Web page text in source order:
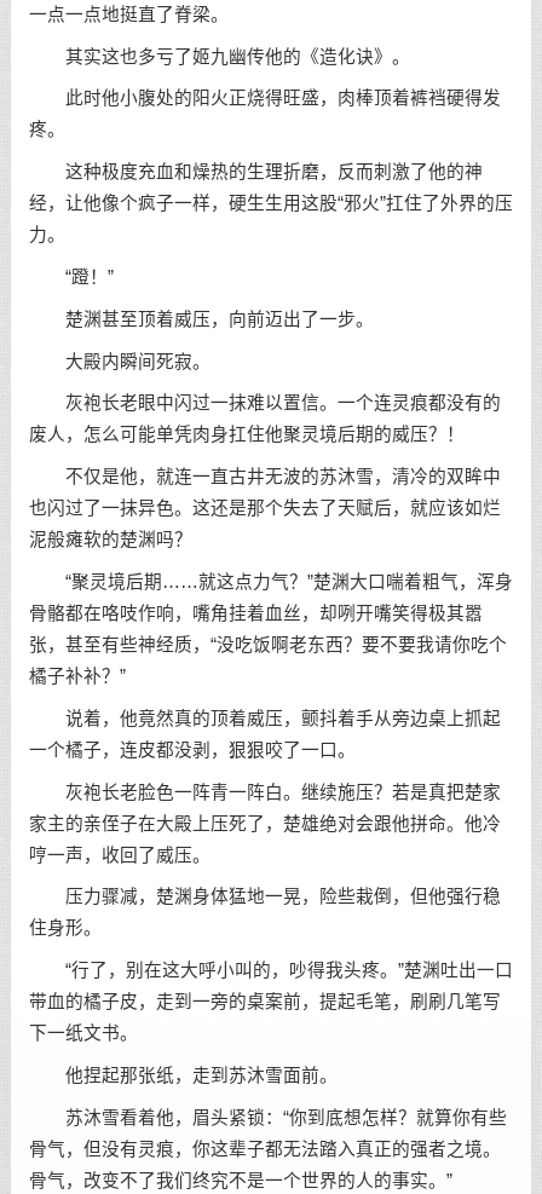
一点一点地挺直了脊梁。
其实这也多亏了姬九幽传他的《造化诀》。
此时他小腹处的阳火正烧得旺盛，肉棒顶着裤裆硬得发
疼。
这种极度充血和燥热的生理折磨，反而刺激了他的神
经，让他像个疯子一样，硬生生用这股“邪火”扛住了外界的压
力。
“蹬！”
楚渊甚至顶着威压，向前迈出了一步。
大殿内瞬间死寂。
灰袍长老眼中闪过一抹难以置信。一个连灵痕都没有的
废人，怎么可能单凭肉身扛住他聚灵境后期的威压？！
不仅是他，就连一直古井无波的苏沐雪，清冷的双眸中
也闪过了一抹异色。这还是那个失去了天赋后，就应该如烂
泥般瘫软的楚渊吗？
“聚灵境后期……就这点力气？”楚渊大口喘着粗气，浑身
骨骼都在咯吱作响，嘴角挂着血丝，却咧开嘴笑得极其嚣
张，甚至有些神经质，“没吃饭啊老东西？要不要我请你吃个
橘子补补？”
说着，他竟然真的顶着威压，颤抖着手从旁边桌上抓起
一个橘子，连皮都没剥，狠狠咬了一口。
灰袍长老脸色一阵青一阵白。继续施压？若是真把楚家
家主的亲侄子在大殿上压死了，楚雄绝对会跟他拼命。他冷
哼一声，收回了威压。
压力骤减，楚渊身体猛地一晃，险些栽倒，但他强行稳
住身形。
“行了，别在这大呼小叫的，吵得我头疼。”楚渊吐出一口
带血的橘子皮，走到一旁的桌案前，提起毛笔，刷刷几笔写
下一纸文书。
他捏起那张纸，走到苏沐雪面前。
苏沐雪看着他，眉头紧锁：“你到底想怎样？就算你有些
骨气，但没有灵痕，你这辈子都无法踏入真正的强者之境。
骨气，改变不了我们终究不是一个世界的人的事实。”